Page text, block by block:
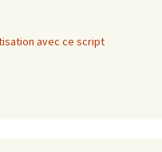
avec ce script